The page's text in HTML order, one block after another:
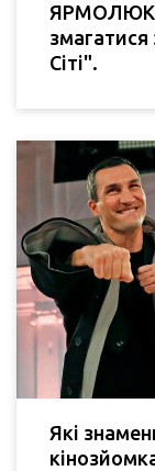
ЯРМОЛЮК:
Сіті".
Які